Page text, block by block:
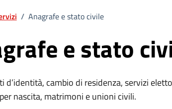
/ Anagrafe e stato civile
e stato
d’identità, cambio di residenza, servizi
nascita, matrimoni e unioni civili.